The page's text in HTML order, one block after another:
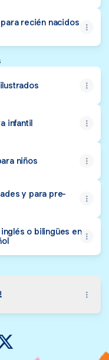
recién nacidos
infantil
niños
y para pre-
o bilingües en
Email
Pekeleke X